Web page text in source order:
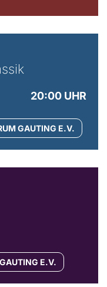
20:00 UHR
GAUTING E.V.
E.V.